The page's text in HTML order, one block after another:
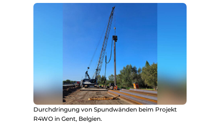
Durchdringung von Spundwänden beim Projekt
R4WO in Gent, Belgien.